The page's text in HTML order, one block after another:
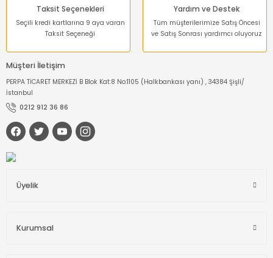
Taksit Seçenekleri
Seçili kredi kartlarına 9 aya varan
Taksit Seçeneği
Yardım ve Destek
Tüm müşterilerimize Satış Öncesi
ve Satış Sonrası yardımcı oluyoruz
Müşteri İletişim
PERPA TİCARET MERKEZİ B Blok Kat:8 No:1105 (Halkbankası yanı) , 34384 Şişli/
İstanbul
0212 912 36 86
Üyelik
Kurumsal